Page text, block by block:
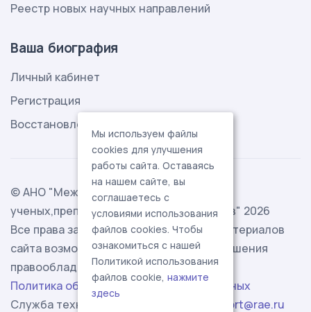
Реестр новых научных направлений
Ваша биография
Личный кабинет
Регистрация
Восстановление пароля
© АНО "Международная ассоциация
ученых,преподавателей и специалистов" 2026
Все права защищены. Использование материалов
сайта возможно исключительно с разрешения
правообладателя.
Политика обработки персональных данных
Служба технической поддержки -
support@rae.ru
Мы используем файлы
cookies для улучшения
работы сайта. Оставаясь
на нашем сайте, вы
соглашаетесь с
условиями использования
файлов cookies. Чтобы
ознакомиться с нашей
Политикой использования
файлов cookie, нажмите
здесь